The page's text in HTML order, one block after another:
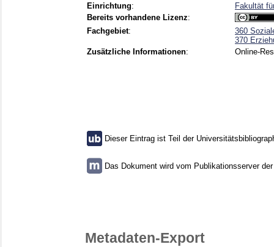
Einrichtung:
Fakultät
Bereits vorhandene Lizenz:
Fachgebiet:
360
370
Zusätzliche Informationen: Online-
Dieser Eintrag ist Teil der
Das Dokument wird vom Publikationsserver
Metadaten-Export